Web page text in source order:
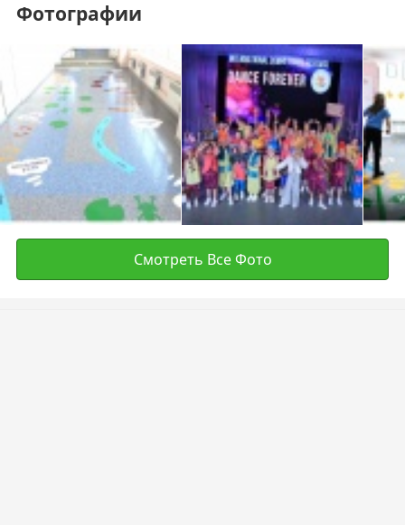
Фотографии
Смотреть Все Фото